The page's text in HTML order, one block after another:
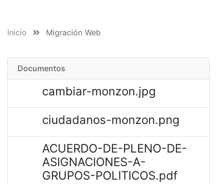
Inicio Migración Web
Documentos
cambiar-monzon.jpg
ciudadanos-monzon.png
ACUERDO-DE-PLENO-DE-
ASIGNACIONES-A-
GRUPOS-POLITICOS.pdf